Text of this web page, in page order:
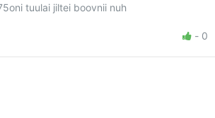
tuulai jiltei boovnii nuh
- 0